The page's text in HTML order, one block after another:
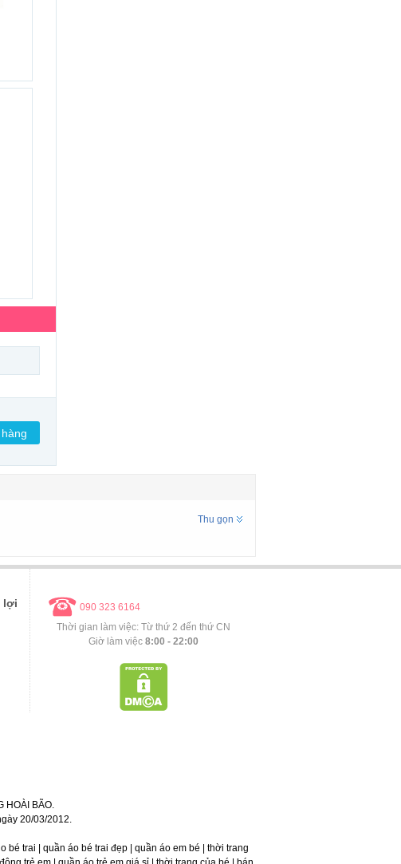
Thu gọn
lợi
090 323 6164
Thời gian làm việc: Từ thứ 2 đến thứ CN
Giờ làm việc 8:00 - 22:00
HOÀI BÃO.
20/03/2012.
bé trai | quần áo bé trai đẹp | quần áo em bé | thời trang